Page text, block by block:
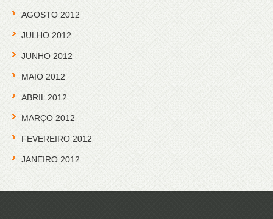
AGOSTO 2012
JULHO 2012
JUNHO 2012
MAIO 2012
ABRIL 2012
MARÇO 2012
FEVEREIRO 2012
JANEIRO 2012